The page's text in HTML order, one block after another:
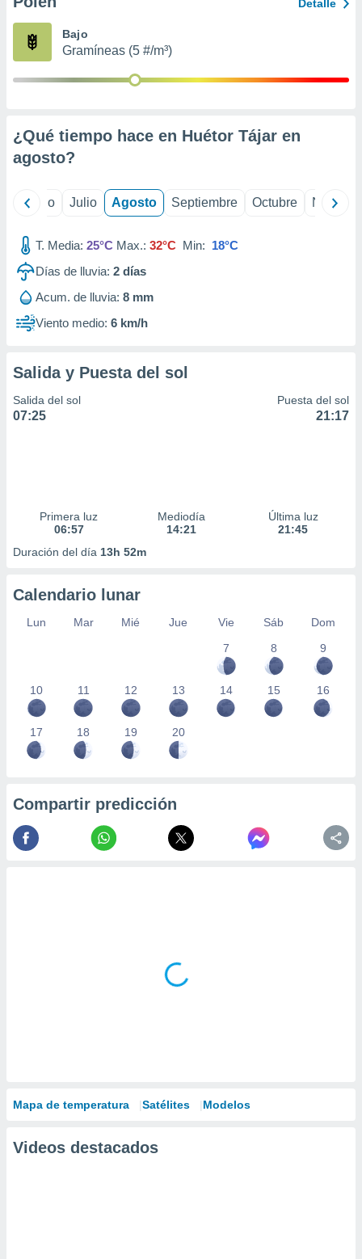
publicidad
1199
Detalle
Bajo
Gramíneas (5 #/m³)
¿Qué tiempo hace en Huétor Tájar en
agosto?
Junio Julio Agosto Septiembre Octubre
T. Media: 25°C Max.: 32°C Min: 18°C
Días de lluvia: 2 días
Acum. de lluvia: 8 mm
Viento medio: 6 km/h
Salida y Puesta del sol
Salida del sol
07:25
Puesta del sol
21:17
Primera luz
06:57
Mediodía
14:21
Última luz
21:45
Duración del día 13h 52m
Calendario lunar
Lun Mar Mié Jue Vie Sáb
Dom
7
8 9
10 11 12 13 14 15 16
17 18 19 20
Compartir predicción
Mapa de temperatura Satélites Modelos
Videos destacados